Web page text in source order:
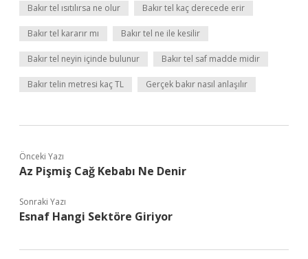
Bakır tel ısıtılırsa ne olur Bakır tel kaç derecede erir
Bakır tel kararır mı Bakır tel ne ile kesilir
Bakır tel neyin içinde bulunur Bakır tel saf madde midir
Bakır telin metresi kaç TL Gerçek bakır nasıl anlaşılır
Önceki Yazı
Az Pişmiş Cağ Kebabı Ne Denir
Sonraki Yazı
Esnaf Hangi Sektöre Giriyor